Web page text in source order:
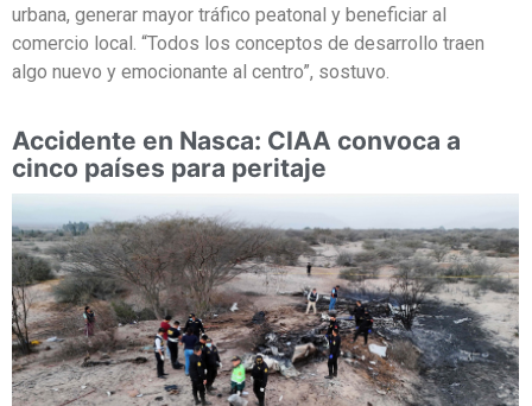
urbana, generar mayor tráfico peatonal y beneficiar al
comercio local. “Todos los conceptos de desarrollo traen
algo nuevo y emocionante al centro”, sostuvo.
Accidente en Nasca: CIAA convoca a
cinco países para peritaje